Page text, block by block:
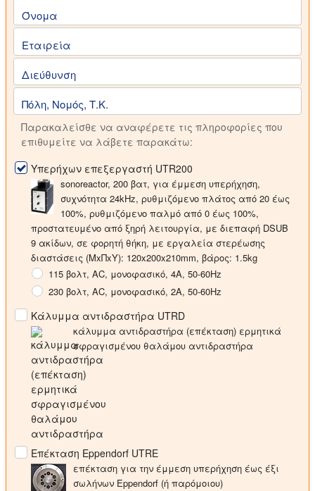
Όνομα
Εταιρεία
Διεύθυνση
Πόλη, Νομός, Τ.Κ.
Παρακαλείσθε να αναφέρετε τις πληροφορίες που
επιθυμείτε να λάβετε παρακάτω:
Υπερήχων επεξεργαστή UTR200
sonoreactor, 200 βατ, για έμμεση υπερήχηση,
συχνότητα 24kHz, ρυθμιζόμενο πλάτος από 20 έως
100%, ρυθμιζόμενο παλμό από 0 έως 100%,
προστατευμένο από ξηρή λειτουργία, με διεπαφή DSUB
9 ακίδων, σε φορητή θήκη, με εργαλεία στερέωσης
διαστάσεις (ΜxΠxΥ): 120x200x210mm, βάρος: 1.5kg
115 βολτ, AC, μονοφασικό, 4A, 50-60Hz
230 βολτ, AC, μονοφασικό, 2A, 50-60Hz
Κάλυμμα αντιδραστήρα UTRD
κάλυμμα αντιδραστήρα (επέκταση) ερμητικά
σφραγισμένου θαλάμου αντιδραστήρα
Επέκταση Eppendorf UTRE
επέκταση για την έμμεση υπερήχηση έως έξι
σωλήνων Eppendorf (ή παρόμοιου)